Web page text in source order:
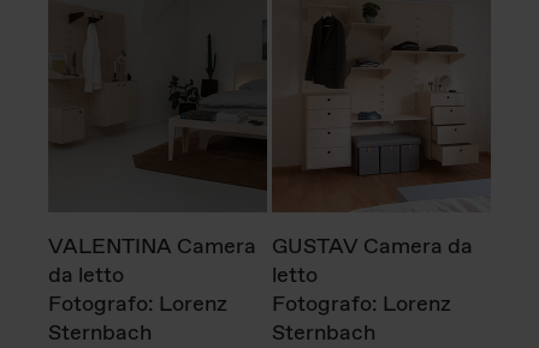
VALENTINA Camera
da letto
Fotografo: Lorenz
Sternbach
GUSTAV Camera da
letto
Fotografo: Lorenz
Sternbach